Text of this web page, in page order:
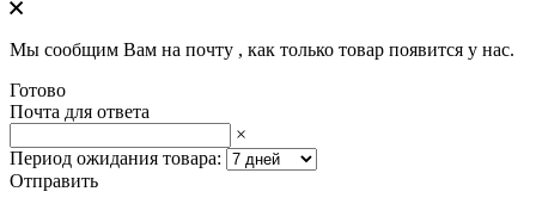
Мы сообщим Вам на почту , как только товар появится у нас.
Готово
Почта для ответа
×
Период ожидания товара:
Отправить